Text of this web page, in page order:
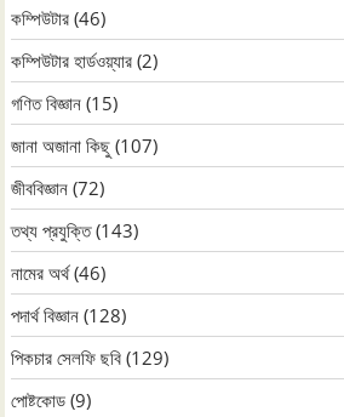
কম্পিউটার (46)
কম্পিউটার হার্ডওয়্যার (2)
গণিত বিজ্ঞান (15)
জানা অজানা কিছু (107)
জীববিজ্ঞান (72)
তথ্য প্রযুক্তি(143)
নামের অর্থ(46)
পদার্থ বিজ্ঞান (128)
পিকচার সেলফি ছবি (129)
পোষ্টকোড (9)